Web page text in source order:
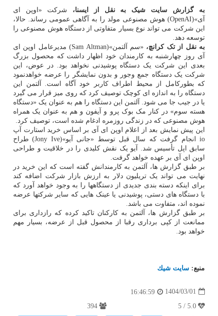
به گزارش سایت شیک به نقل از ایسنا، شرکت «اوپن ای
آی»(OpenAI) هوش مصنوعی مولد را به آگاهی عمومی رساند. حالا،
این شرکت می تواند نوع بسیار متفاوتی از دستگاه هوش مصنوعی را
توسعه دهد.
به نقل از تک کرانچ،
«سم آلتمن»(Sam Altman) مدیرعامل اوپن ای
آی روز چهارشنبه به کارمندان خود اظهار داشت که محصول بزرگ
بعدی این شرکت یک دستگاه پوشیدنی نخواهد بود. در عوض، این
شرکت یک دستگاه جمع وجور و بدون نمایشگر را عرضه خواهدنمود
که بطورکامل از محیط اطراف کاربر خود آگاه است. آلتمن این
دستگاه را به اندازه ای کوچک توصیف کرد که روی میز قرار می گیرد
یا در جیب جا می شود. آلتمن این دستگاه را هم به عنوان یک «دستگاه
هسته سوم» در کنار مک بوک پرو و ​​آیفون و هم به عنوان یک همراه
هوش مصنوعی که در زندگی روزمره ادغام شده است، توصیف کرد.
این پیش نمایش بعد از اعلام اوپن ای آی بر اساس خرید استارت آپ
io انجام گرفت که سال قبل توسط «جانی آیو»(Jony Ive) طراح
سابق اپل تأسیس شد. آیو یک نقش کلیدی را در خلاقیت و طراحی
اوپن ای آی بر عهده خواهد گرفت.
بر طبق گزارش ها، آلتمن به کارمندانش گفته است که این خرید در
نهایت می تواند یک تریلیون دلار به ارزش بازار شرکت اضافه کند
برای اینکه دسته بندی جدیدی از دستگاهها را به وجود خواهد آورد که
با دستگاه های دستی، پوشیدنی یا عینک هایی که سایر شرکتها عرضه
نموده اند، متفاوت می باشد.
بر طبق گزارش ها، آلتمن به کارکنان تاکید کرده که رازداری برای
ممانعت از کپی برداری رقبا از محصول قبل از عرضه، بسیار مهم
خواهد بود.
منبع: سایت شیك
1404/03/01
16:46:59